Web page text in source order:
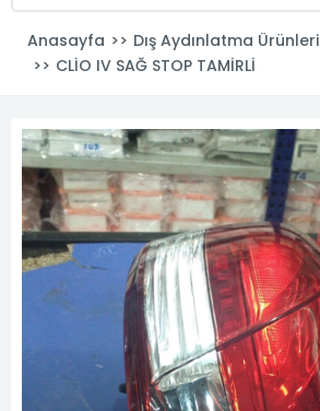
Anasayfa
Dış Aydınlatma Ürünleri
CLİO IV SAĞ STOP TAMİRLİ